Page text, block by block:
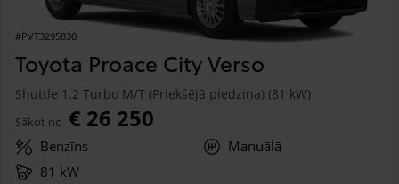
#PVT3295830
Toyota Proace City Verso
Shuttle 1.2 Turbo M/T (Priekšējā piedziņa) (81 kW)
Sākot no € 26 250
Benzīns
Manuālā
81 kW